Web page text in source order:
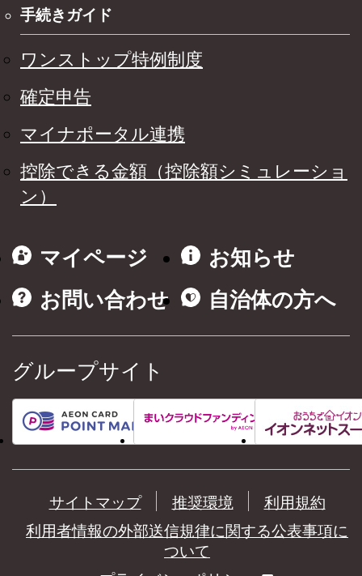
手続きガイド
ワンストップ特例制度
確定申告
マイナポータル連携
控除できる金額（控除額シミュレーショ
ン）
マイページ
お知らせ
お問い合わせ
自治体の方へ
グループサイト
サイトマップ 推奨環境
利用規約
利用者情報の外部送信規律に関する公表事項に
ついて